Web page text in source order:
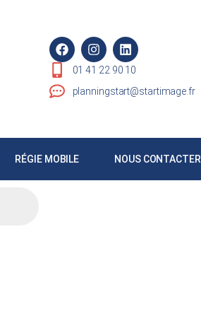
01 41 22 90 10
planningstart@startimage.fr
RÉGIE MOBILE NOUS CONTACTER